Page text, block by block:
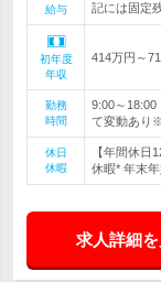
給与
記には固定
初年度
年収
414万円～
勤務
時間
9:00～
て変動あり
休日
休暇
【年間休日
休暇* 年末
求人詳細